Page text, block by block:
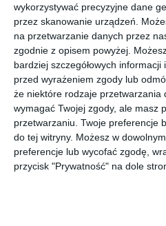
wykorzystywać precyzyjne dane
przez skanowanie urządzeń.
na przetwarzanie danych przez
zgodnie z opisem powyżej.
bardziej szczegółowych
przed wyrażeniem zgody lub
że niektóre rodzaje przetwarzania
wymagać Twojej zgody, ale masz
przetwarzaniu. Twoje preferencje
do tej witryny. Możesz w
preferencje lub wycofać zgodę,
przycisk "Prywatność" na dole
Kategoria projektu
Mieszkanie
DODAJ DO ULUBIONYCH
Pozostałe zdjęcia w projekcie:
mieszkania